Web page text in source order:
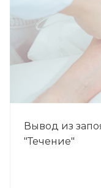
Вывод из
"Течение"